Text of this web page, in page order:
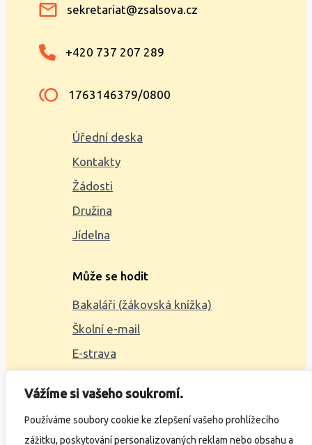
Vážíme si vašeho soukromí.
Používáme soubory cookie ke zlepšení vašeho prohlížecího
zážitku, poskytování personalizovaných reklam nebo obsahu a
sekretariat@zsalsova.cz
+420 737 207 289
1763146379/0800
Úřední deska
Kontakty
Žádosti
Družina
Jídelna
Může se hodit
Bakaláři (žákovská knížka)
Školní e-mail
E-strava
2023 © ZŠ Alšova, vytvořilWčil.cz